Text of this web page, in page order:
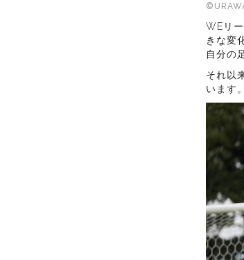
WEリ
きな変
自分の
それ以
います